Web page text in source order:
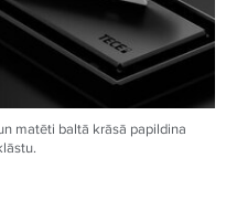
matēti baltā krāsā papildina